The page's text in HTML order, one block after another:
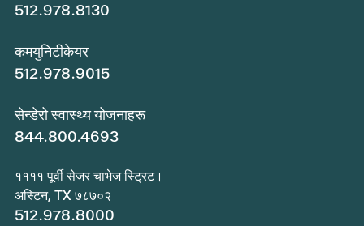
512.978.8130
कमयुनिटीकेयर
512.978.9015
सेन्डेरो स्वास्थ्य योजनाहरू
844.800.4693
११११ पूर्वी सेजर चाभेज स्ट्रिट।
अस्टिन, TX ७८७०२
512.978.8000